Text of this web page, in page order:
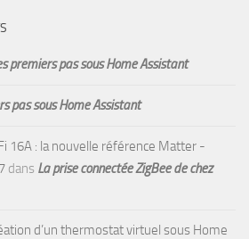
premiers pas sous Home Assistant
pas sous Home Assistant
16A : la nouvelle référence Matter -
dans La prise connectée ZigBee de chez
d’un thermostat virtuel sous Home